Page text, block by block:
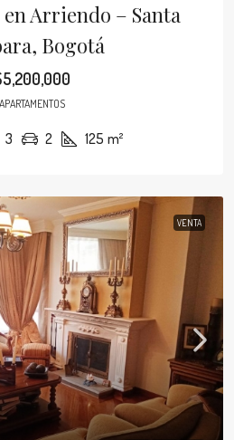
Arriendo – Santa
Bogotá
APARTAMENTOS
3 2 125 m²
VENTA